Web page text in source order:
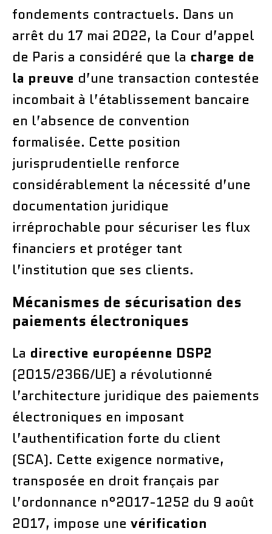
fondements contractuels. Dans un
arrêt du 17 mai 2022, la Cour d’appel
de Paris a considéré que la charge de
la preuve d’une transaction contestée
incombait à l’établissement bancaire
en l’absence de convention
formalisée. Cette position
jurisprudentielle renforce
considérablement la nécessité d’une
documentation juridique
irréprochable pour sécuriser les flux
financiers et protéger tant
l’institution que ses clients.
Mécanismes de sécurisation des
paiements électroniques
La directive européenne DSP2
(2015/2366/UE) a révolutionné
l’architecture juridique des paiements
électroniques en imposant
l’authentification forte du client
(SCA). Cette exigence normative,
transposée en droit français par
l’ordonnance n°2017-1252 du 9 août
2017, impose une vérification